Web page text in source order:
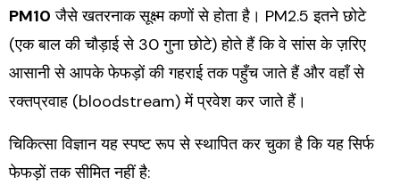
PM10 जैसे खतरनाक सूक्ष्म कणों से होता है। PM2.5 इतने छोटे
(एक बाल की चौड़ाई से 30 गुना छोटे) होते हैं कि वे सांस के ज़रिए
आसानी से आपके फेफड़ों की गहराई तक पहुँच जाते हैं और वहाँ से
रक्तप्रवाह (bloodstream) में प्रवेश कर जाते हैं।
चिकित्सा विज्ञान यह स्पष्ट रूप से स्थापित कर चुका है कि यह सिर्फ
फेफड़ों तक सीमित नहीं है: